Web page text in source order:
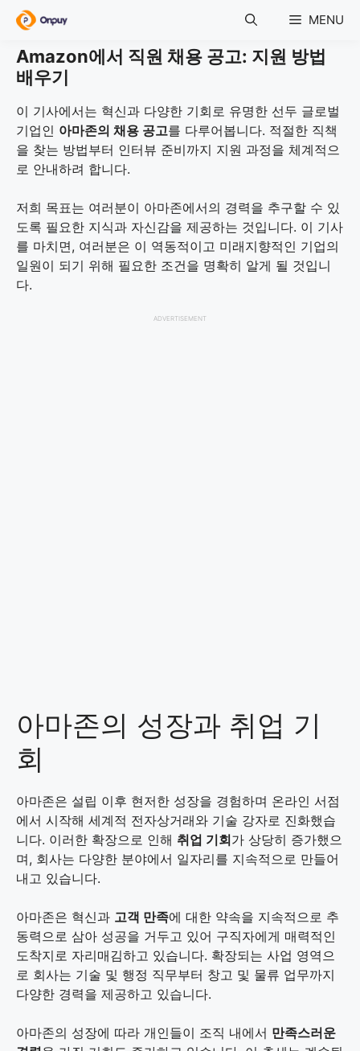
Skip
content
MENU
Amazon에서 직원 채용 공고: 지원 방법
배우기
이 기사에서는 혁신과 다양한 기회로 유명한 선두 글로벌
기업인 아마존의 채용 공고를 다루어봅니다. 적절한 직책
을 찾는 방법부터 인터뷰 준비까지 지원 과정을 체계적으
로 안내하려 합니다.
저희 목표는 여러분이 아마존에서의 경력을 추구할 수 있
도록 필요한 지식과 자신감을 제공하는 것입니다. 이 기사
를 마치면, 여러분은 이 역동적이고 미래지향적인 기업의
일원이 되기 위해 필요한 조건을 명확히 알게 될 것입니
다.
ADVERTISEMENT
아마존의 성장과 취업 기
회
아마존은 설립 이후 현저한 성장을 경험하며 온라인 서점
에서 시작해 세계적 전자상거래와 기술 강자로 진화했습
니다. 이러한 확장으로 인해 취업 기회가 상당히 증가했으
며, 회사는 다양한 분야에서 일자리를 지속적으로 만들어
내고 있습니다.
아마존은 혁신과 고객 만족에 대한 약속을 지속적으로 추
동력으로 삼아 성공을 거두고 있어 구직자에게 매력적인
도착지로 자리매김하고 있습니다. 확장되는 사업 영역으
로 회사는 기술 및 행정 직무부터 창고 및 물류 업무까지
다양한 경력을 제공하고 있습니다.
아마존의 성장에 따라 개인들이 조직 내에서 만족스러운